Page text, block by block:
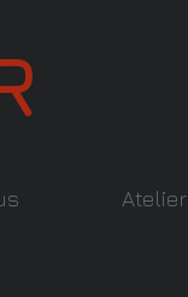
Atelier